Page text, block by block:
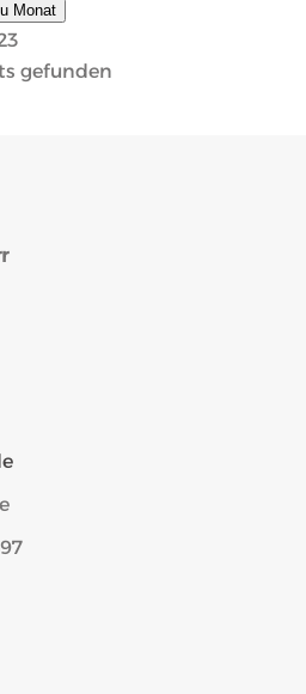
Monat
gefunden